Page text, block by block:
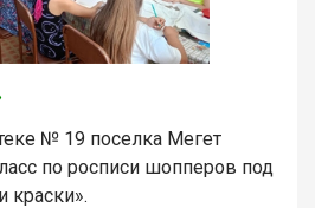
№ 19 поселка Мегет
по росписи шопперов под
краски».